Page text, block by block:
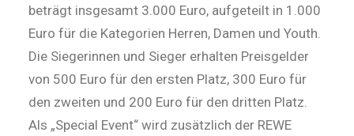
beträgt insgesamt 3.000 Euro, aufgeteilt in 1.000
Euro für die Kategorien Herren, Damen und Youth.
Die Siegerinnen und Sieger erhalten Preisgelder
von 500 Euro für den ersten Platz, 300 Euro für
den zweiten und 200 Euro für den dritten Platz.
Als „Special Event“ wird zusätzlich der REWE